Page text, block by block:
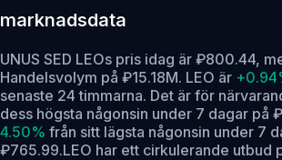
marknadsdata
UNUS SED LEOs pris idag är ₽800.44,
Handelsvolym på ₽15.18M. LEO är
senaste 24 timmarna. Det är för
dess högsta någonsin under 7 dagar på
4.50% från sitt lägsta någonsin under 7
₽765.99.LEO har ett cirkulerande utbud